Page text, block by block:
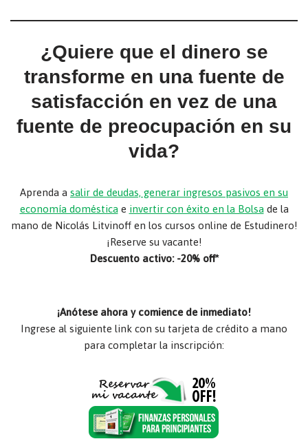
¿Quiere que el dinero se
transforme en una fuente de
satisfacción en vez de una
fuente de preocupación en su
vida?
Aprenda a salir de deudas, generar ingresos pasivos en su
economía doméstica e invertir con éxito en la Bolsa de la
mano de Nicolás Litvinoff en los cursos online de Estudinero!
¡Reserve su vacante!
Descuento activo: -20% off*
¡Anótese ahora y comience de inmediato!
Ingrese al siguiente link con su tarjeta de crédito a mano
para completar la inscripción: